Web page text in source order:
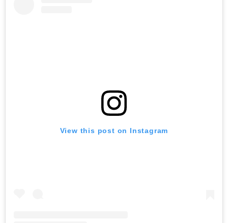
View this post on Instagram